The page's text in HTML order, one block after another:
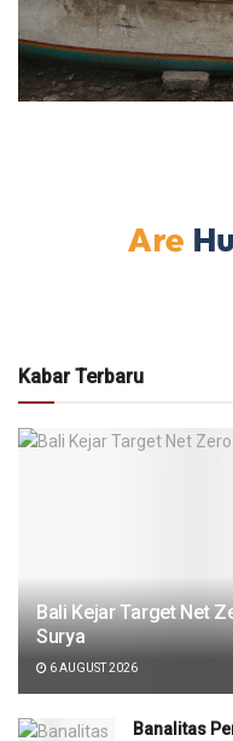
Kabar Terbaru
Bali Kejar Target Net
Surya
6 AUGUST 2026
Banalitas